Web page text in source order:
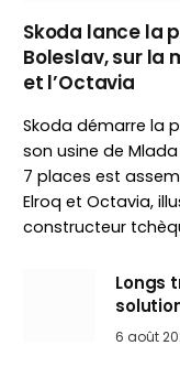
Skoda lance la
Boleslav, sur la
et l’Octavia
Skoda démarre la
son usine de
7 places est
Elroq et Octavia,
constructeur
Longs
6 août